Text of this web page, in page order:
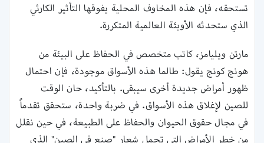
تستحقه، فإن هذه المخاوف المحلية يفوقها التأثير الكارثي
الذي ستحدثه الأوبئة العالمية المتكررة.
مارتن ويليامز، كاتب متخصص في الحفاظ على البيئة من
هونج كونج يقول: طالما هذه الأسواق موجودة، فإن احتمال
ظهور أمراض جديدة أخرى سيبقى. بالتأكيد، حان الوقت
للصين لإغلاق هذه الأسواق. في ضربة واحدة، ستحقق تقدماً
في مجال حقوق الحيوان والحفاظ على الطبيعة، في حين نقلل
من خطر الأمراض التي تحمل شعار "صنع في الصين" الذي